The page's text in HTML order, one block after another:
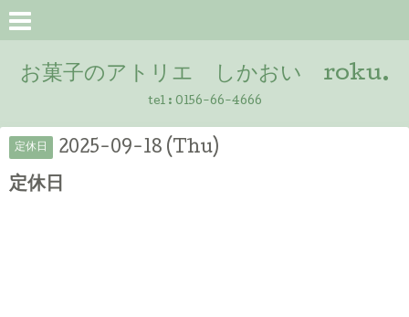
お菓子のアトリエ しかおい roku.
tel : 0156-66-4666
定休日 2025-09-18 (Thu)
定休日